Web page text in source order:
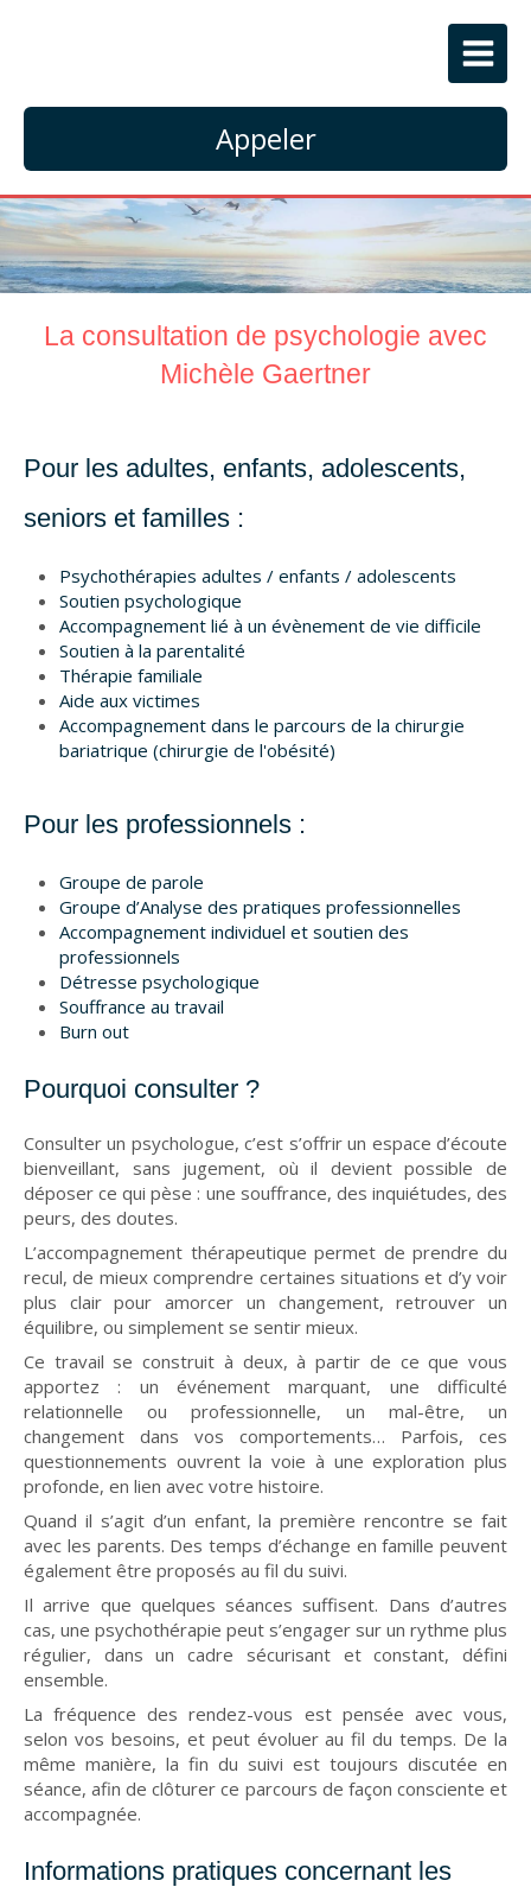
Appeler
La consultation de psychologie avec
Michèle Gaertner
Pour les adultes, enfants, adolescents,
seniors et familles :
Psychothérapies adultes / enfants / adolescents
Soutien psychologique
Accompagnement lié à un évènement de vie difficile
Soutien à la parentalité
Thérapie familiale
Aide aux victimes
Accompagnement dans le parcours de la chirurgie
bariatrique (chirurgie de l'obésité)
Pour les professionnels :
Groupe de parole
Groupe d’Analyse des pratiques professionnelles
Accompagnement individuel et soutien des
professionnels
Détresse psychologique
Souffrance au travail
Burn out
Pourquoi consulter ?
Consulter un psychologue, c’est s’offrir un espace d’écoute
bienveillant, sans jugement, où il devient possible de
déposer ce qui pèse : une souffrance, des inquiétudes, des
peurs, des doutes.
L’accompagnement thérapeutique permet de prendre du
recul, de mieux comprendre certaines situations et d’y voir
plus clair pour amorcer un changement, retrouver un
équilibre, ou simplement se sentir mieux.
Ce travail se construit à deux, à partir de ce que vous
apportez : un événement marquant, une difficulté
relationnelle ou professionnelle, un mal-être, un
changement dans vos comportements… Parfois, ces
questionnements ouvrent la voie à une exploration plus
profonde, en lien avec votre histoire.
Quand il s’agit d’un enfant, la première rencontre se fait
avec les parents. Des temps d’échange en famille peuvent
également être proposés au fil du suivi.
Il arrive que quelques séances suffisent. Dans d’autres
cas, une psychothérapie peut s’engager sur un rythme plus
régulier, dans un cadre sécurisant et constant, défini
ensemble.
La fréquence des rendez-vous est pensée avec vous,
selon vos besoins, et peut évoluer au fil du temps. De la
même manière, la fin du suivi est toujours discutée en
séance, afin de clôturer ce parcours de façon consciente et
accompagnée.
Informations pratiques concernant les